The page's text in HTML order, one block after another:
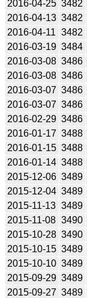
2016-04-25 3482
2016-04-13 3482
2016-04-11 3482
2016-03-19 3484
2016-03-08 3486
2016-03-08 3486
2016-03-07 3486
2016-03-07 3486
2016-02-29 3486
2016-01-17 3488
2016-01-15 3488
2016-01-14 3488
2015-12-06 3489
2015-12-04 3489
2015-11-13 3489
2015-11-08 3490
2015-10-28 3490
2015-10-15 3489
2015-10-10 3489
2015-09-29 3489
2015-09-27 3489